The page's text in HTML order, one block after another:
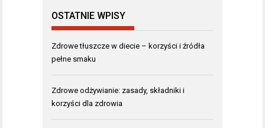
OSTATNIE WPISY
Zdrowe tłuszcze w diecie – korzyści i źródła
pełne smaku
Zdrowe odżywianie: zasady, składniki i
korzyści dla zdrowia